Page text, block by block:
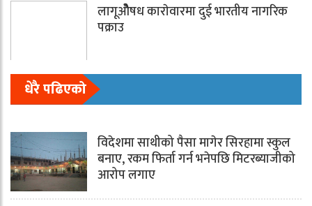
लागूओेेैषध काराेवारमा दुई भारतीय नागरिक
पक्राउ
धेरै पढिएको
विदेशमा साथीको पैसा मागेर सिरहामा स्कुल
बनाए, रकम फिर्ता गर्न भनेपछि मिटरब्याजीको
आरोप लगाए